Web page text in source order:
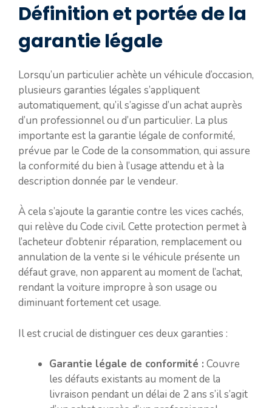
Définition et portée de la
garantie légale
Lorsqu’un particulier achète un véhicule d’occasion,
plusieurs garanties légales s’appliquent
automatiquement, qu’il s’agisse d’un achat auprès
d’un professionnel ou d’un particulier. La plus
importante est la garantie légale de conformité,
prévue par le Code de la consommation, qui assure
la conformité du bien à l’usage attendu et à la
description donnée par le vendeur.
À cela s’ajoute la garantie contre les vices cachés,
qui relève du Code civil. Cette protection permet à
l’acheteur d’obtenir réparation, remplacement ou
annulation de la vente si le véhicule présente un
défaut grave, non apparent au moment de l’achat,
rendant la voiture impropre à son usage ou
diminuant fortement cet usage.
Il est crucial de distinguer ces deux garanties :
Garantie légale de conformité : Couvre
les défauts existants au moment de la
livraison pendant un délai de 2 ans s’il s’agit